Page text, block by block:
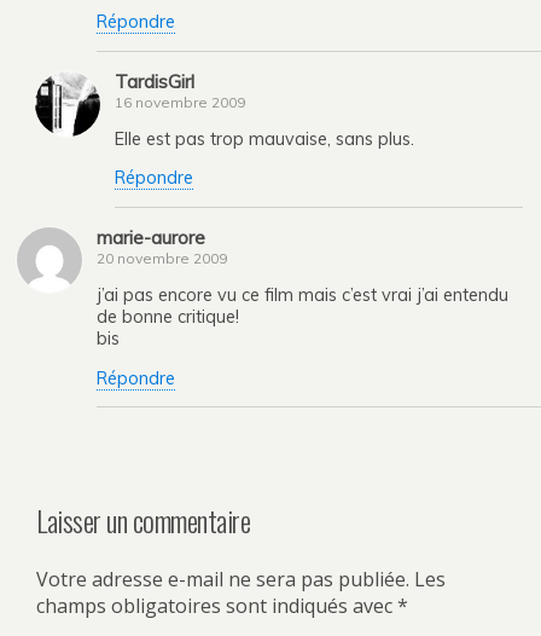
Répondre
TardisGirl
16 novembre 2009
Elle est pas trop mauvaise, sans plus.
Répondre
marie-aurore
20 novembre 2009
j’ai pas encore vu ce film mais c’est vrai j’ai entendu
de bonne critique!
bis
Répondre
Laisser un commentaire
Votre adresse e-mail ne sera pas publiée. Les
champs obligatoires sont indiqués avec*